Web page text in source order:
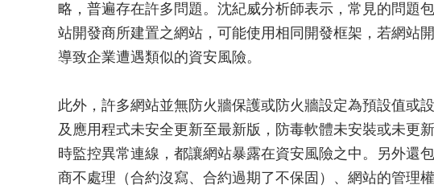
略，普遍存在許多問題。沈紀威分析師表示，常見的問題
站開發商所建置之網站，可能使用相同開發框架，若網站
導致企業遭遇類似的資安風險。
此外，許多網站並無防火牆保護或防火牆設定為預設值或
及應用程式未安全更新至最新版，防毒軟體未安裝或未更
時監控異常連線，都讓網站暴露在資安風險之中。另外還
商不處理（合約沒寫、合約過期了不保固）、網站的管理